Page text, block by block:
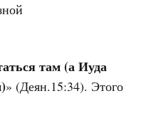
там (а Иуда
» (Деян.15:34). Этого